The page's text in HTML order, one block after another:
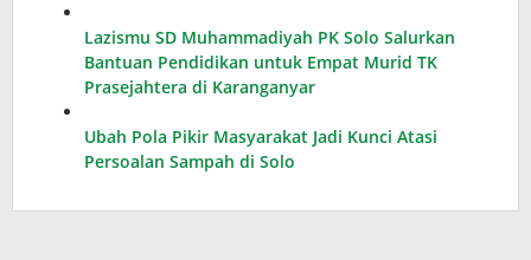
Lazismu SD Muhammadiyah PK Solo Salurkan
Bantuan Pendidikan untuk Empat Murid TK
Prasejahtera di Karanganyar
Ubah Pola Pikir Masyarakat Jadi Kunci Atasi
Persoalan Sampah di Solo